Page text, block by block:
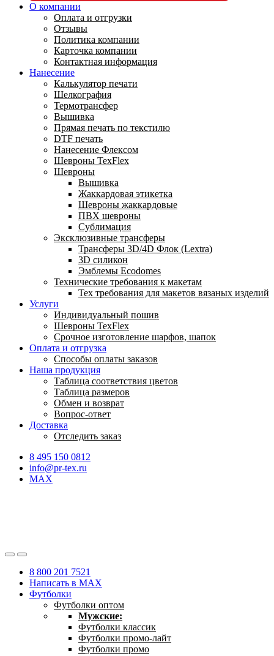
О компании
Оплата и отгрузки
Отзывы
Политика компании
Карточка компании
Контактная информация
Нанесение
Калькулятор печати
Шелкография
Термотрансфер
Вышивка
Прямая печать по текстилю
DTF печать
Нанесение Флексом
Шевроны TexFlex
Шевроны
Вышивка
Жаккардовая этикетка
Шевроны жаккардовые
ПВХ шевроны
Сублимация
Эксклюзивные трансферы
Трансферы 3D/4D Флок (Lextra)
3D силикон
Эмблемы Ecodomes
Технические требования к макетам
Тех требования для макетов вязаных изделий
Услуги
Индивидуальный пошив
Шевроны TexFlex
Срочное изготовление шарфов, шапок
Оплата и отгрузка
Способы оплаты заказов
Наша продукция
Таблица соответствия цветов
Таблица размеров
Обмен и возврат
Вопрос-ответ
Доставка
Отследить заказ
8 495 150 0812
info@pr-tex.ru
MAX
8 800 201 7521
Написать в MAX
Футболки
Футболки оптом
Мужские:
Футболки классик
Футболки промо-лайт
Футболки промо